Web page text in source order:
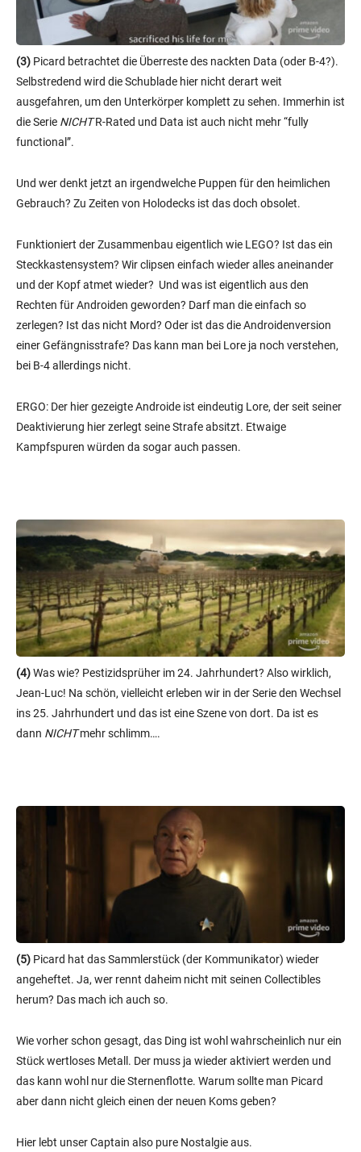
(3) Picard betrachtet die Überreste des nackten Data (oder B-4?).
Selbstredend wird die Schublade hier nicht derart weit
ausgefahren, um den Unterkörper komplett zu sehen. Immerhin ist
die Serie NICHTR-Rated und Data ist auch nicht mehr “fully
functional”.
Und wer denkt jetzt an irgendwelche Puppen für den heimlichen
Gebrauch? Zu Zeiten von Holodecks ist das doch obsolet.
Funktioniert der Zusammenbau eigentlich wie LEGO? Ist das ein
Steckkastensystem? Wir clipsen einfach wieder alles aneinander
und der Kopf atmet wieder? Und was ist eigentlich aus den
Rechten für Androiden geworden? Darf man die einfach so
zerlegen? Ist das nicht Mord? Oder ist das die Androidenversion
einer Gefängnisstrafe? Das kann man bei Lore ja noch verstehen,
bei B-4 allerdings nicht.
ERGO: Der hier gezeigte Androide ist eindeutig Lore, der seit seiner
Deaktivierung hier zerlegt seine Strafe absitzt. Etwaige
Kampfspuren würden da sogar auch passen.
(4)Was wie? Pestizidsprüher im 24. Jahrhundert? Also wirklich,
Jean-Luc! Na schön, vielleicht erleben wir in der Serie den Wechsel
ins 25. Jahrhundert und das ist eine Szene von dort. Da ist es
dann NICHTmehr schlimm….
(5) Picard hat das Sammlerstück (der Kommunikator) wieder
angeheftet. Ja, wer rennt daheim nicht mit seinen Collectibles
herum? Das mach ich auch so.
Wie vorher schon gesagt, das Ding ist wohl wahrscheinlich nur ein
Stück wertloses Metall. Der muss ja wieder aktiviert werden und
das kann wohl nur die Sternenflotte. Warum sollte man Picard
aber dann nicht gleich einen der neuen Koms geben?
Hier lebt unser Captain also pure Nostalgie aus.